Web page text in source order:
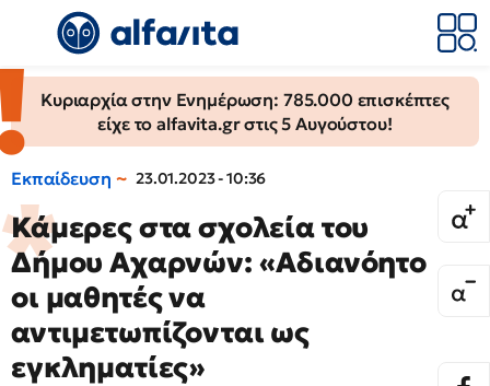
Κυριαρχία στην Ενημέρωση: 785.000 επισκέπτες
είχε το alfavita.gr στις 5 Αυγούστου!
Εκπαίδευση 23.01.2023 - 10:36
Κάμερες στα σχολεία του
Δήμου Αχαρνών: «Αδιανόητο
οι μαθητές να
αντιμετωπίζονται ως
εγκληματίες»